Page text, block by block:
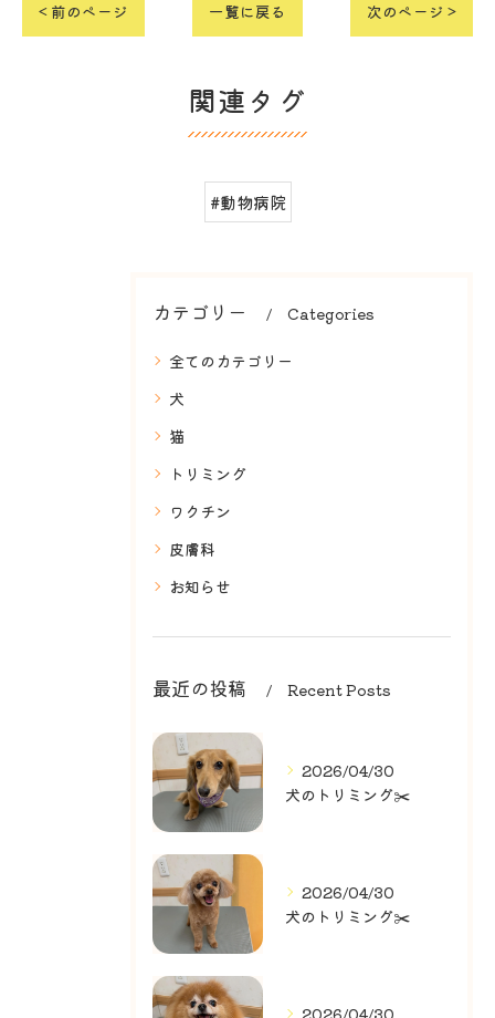
< 前のページ 一覧に戻る 次のページ >
関連タグ
#動物病院
カテゴリー Categories
全てのカテゴリー
犬
猫
トリミング
ワクチン
皮膚科
お知らせ
最近の投稿 Recent Posts
2026/04/30
犬のトリミング✂️
2026/04/30
犬のトリミング✂️
2026/04/30